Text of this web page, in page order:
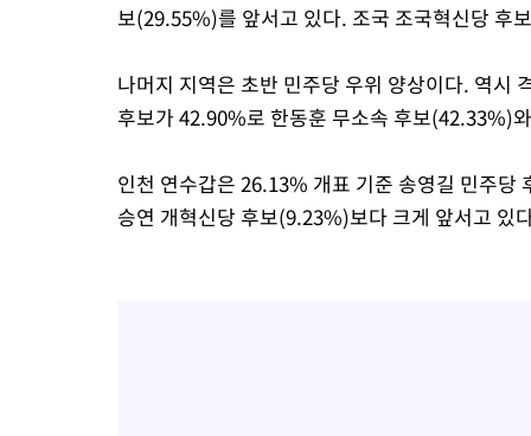
보(29.55%)를 앞서고 있다. 조국 조국혁신당 후
나머지 지역은 초반 민주당 우위 양상이다. 역시
후보가 42.90%로 한동훈 무소속 후보(42.33%)
인천 연수갑은 26.13% 개표 기준 송영길 민주
승연 개혁신당 후보(9.23%)보다 크게 앞서고 있